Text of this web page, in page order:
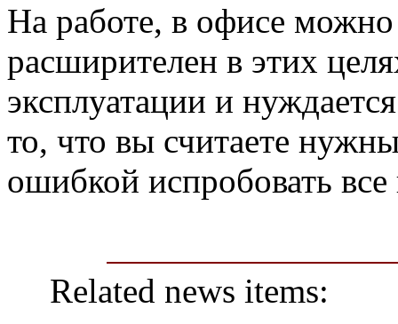
На работе, в офисе
расширителен в этих
эксплуатации и
то, что вы считаете
ошибкой испробовать
Related news items: